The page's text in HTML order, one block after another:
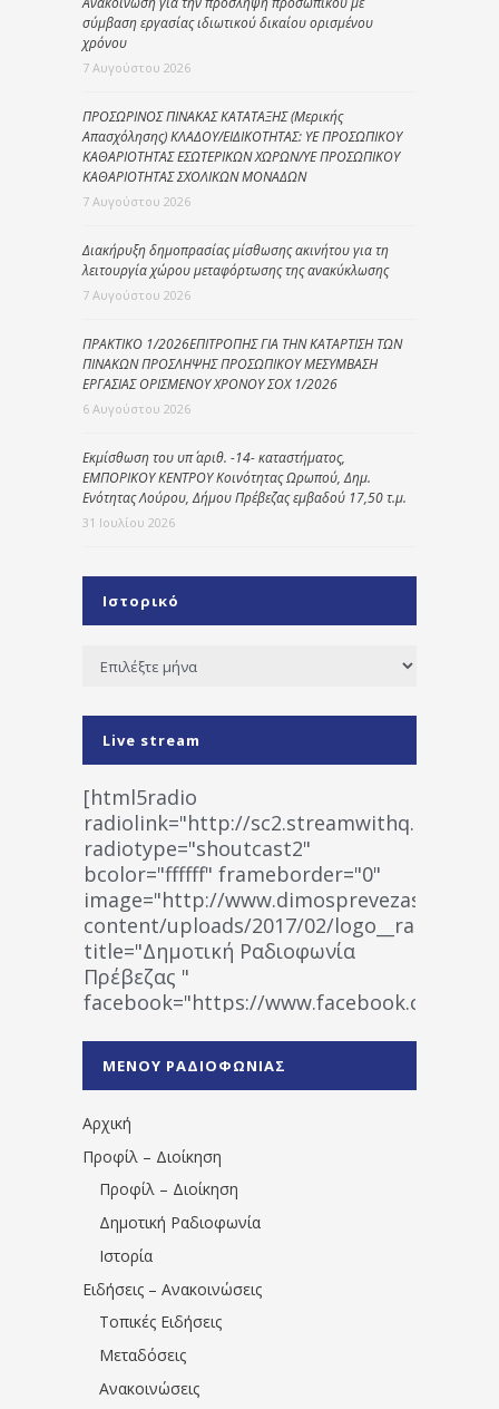
σύμβαση εργασίας ιδιωτικού δικαίου ορισμένου
χρόνου
7 Αυγούστου 2026
ΠΡΟΣΩΡΙΝΟΣ ΠΙΝΑΚΑΣ ΚΑΤΑΤΑΞΗΣ (Μερικής
Απασχόλησης) ΚΛΑΔΟΥ/ΕΙΔΙΚΟΤΗΤΑΣ: ΥΕ ΠΡΟΣΩΠΙΚΟΥ
ΚΑΘΑΡΙΟΤΗΤΑΣ ΕΣΩΤΕΡΙΚΩΝ ΧΩΡΩΝ/ΥΕ ΠΡΟΣΩΠΙΚΟΥ
ΚΑΘΑΡΙΟΤΗΤΑΣ ΣΧΟΛΙΚΩΝ ΜΟΝΑΔΩΝ
7 Αυγούστου 2026
Διακήρυξη δημοπρασίας μίσθωσης ακινήτου για τη
λειτουργία χώρου μεταφόρτωσης της ανακύκλωσης
7 Αυγούστου 2026
ΠΡΑΚΤΙΚΟ 1/2026ΕΠΙΤΡΟΠΗΣ ΓΙΑ ΤΗΝ ΚΑΤΑΡΤΙΣΗ ΤΩΝ
ΠΙΝΑΚΩΝ ΠΡΟΣΛΗΨΗΣ ΠΡΟΣΩΠΙΚΟΥ ΜΕΣΥΜΒΑΣΗ
ΕΡΓΑΣΙΑΣ ΟΡΙΣΜΕΝΟΥ ΧΡΟΝΟΥ ΣΟΧ 1/2026
6 Αυγούστου 2026
Εκμίσθωση του υπ΄ αριθ. -14- καταστήματος,
ΕΜΠΟΡΙΚΟΥ ΚΕΝΤΡΟΥ Κοινότητας Ωρωπού, Δημ.
Ενότητας Λούρου, Δήμου Πρέβεζας εμβαδού 17,50 τ.μ.
31 Ιουλίου 2026
Ιστορικό
Ιστορικό
Live stream
[html5radio
radiolink="http://
radiotype="shoutcast2"
bcolor="ffffff" frameborder="0"
image="http://www.dimosprevezas.gr/wp-
content/uploads/2017/02/
title="Δημοτική Ραδιοφωνία
Πρέβεζας "
facebook="https://www.facebook.com/
1531194763766854/" artist="" ]
ΜΕΝΟΥ ΡΑΔΙΟΦΩΝΙΑΣ
Αρχική
Προφίλ – Διοίκηση
Προφίλ – Διοίκηση
Δημοτική Ραδιοφωνία
Ιστορία
Ειδήσεις – Ανακοινώσεις
Τοπικές Ειδήσεις
Μεταδόσεις
Ανακοινώσεις